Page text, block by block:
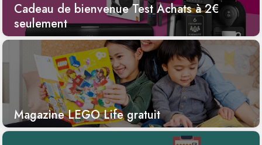
Cadeau de bienvenue Test Achats à 2€
seulement
Magazine LEGO Life gratuit